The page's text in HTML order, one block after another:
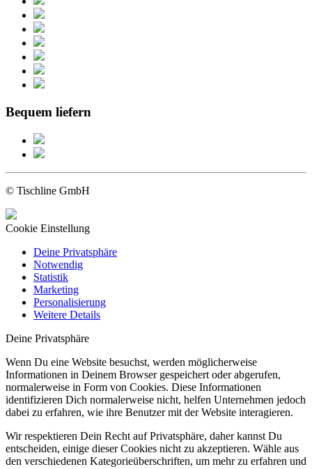
Bequem liefern
© Tischline GmbH
Cookie Einstellung
Deine Privatsphäre
Notwendig
Statistik
Marketing
Personalisierung
Weitere Details
Deine Privatsphäre
Wenn Du eine Website besuchst, werden möglicherweise
Informationen in Deinem Browser gespeichert oder abgerufen,
normalerweise in Form von Cookies. Diese Informationen
identifizieren Dich normalerweise nicht, helfen Unternehmen jedoch
dabei zu erfahren, wie ihre Benutzer mit der Website interagieren.
Wir respektieren Dein Recht auf Privatsphäre, daher kannst Du
entscheiden, einige dieser Cookies nicht zu akzeptieren. Wähle aus
den verschiedenen Kategorieüberschriften, um mehr zu erfahren und